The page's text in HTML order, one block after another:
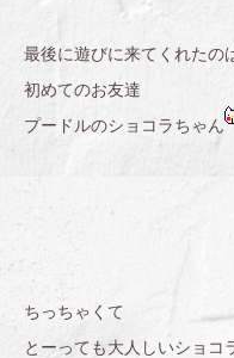
最後に遊びに来てくれたの
初めてのお友達
プードルのショコラちゃん
ちっちゃくて
とーっても大人しいショコ